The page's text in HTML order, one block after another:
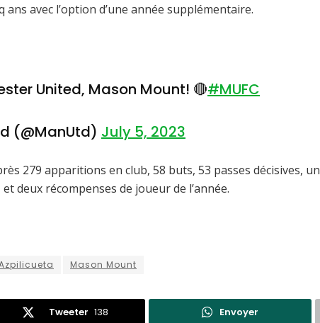
avec l’option d’une année supplémentaire.
United, Mason Mount! 🔴#MUFC
(@ManUtd) July 5, 2023
279 apparitions en club, 58 buts, 53 passes décisives, un
deux récompenses de joueur de l’année.
Mason Mount
Tweeter 138 Envoyer